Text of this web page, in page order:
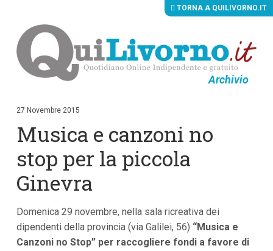
Archivio
i
i
n
e
n
t
p
r
TORNA A QUILIVORNO.IT
27 Novembre 2015
Musica e canzoni no
stop per la piccola
Ginevra
Domenica 29 novembre, nella sala ricreativa dei
dipendenti della provincia (via Galilei, 56) “Musica e
Canzoni no Stop” per raccogliere fondi a favore di